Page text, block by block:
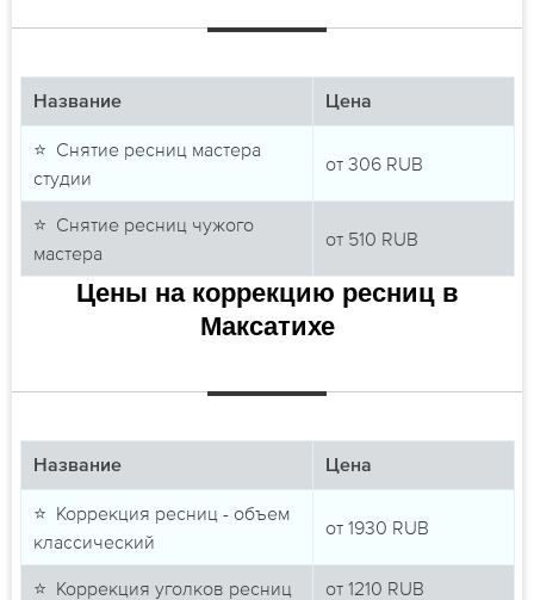
Название Цена
⭐ Снятие ресниц мастера
студии
от 306 RUB
⭐ Снятие ресниц чужого
мастера
от 510 RUB
Цены на коррекцию ресниц в
Максатихе
Название Цена
⭐ Коррекция ресниц - объем
классический
от 1930 RUB
⭐ Коррекция уголков ресниц от 1210 RUB